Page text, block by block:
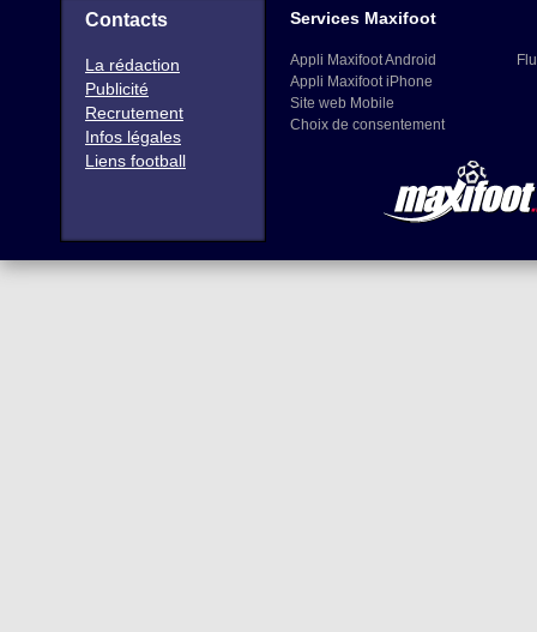
Contacts
La rédaction
Publicité
Recrutement
Infos légales
Liens football
Services Maxifoot
Appli Maxifoot Android
Appli Maxifoot iPhone
Site web Mobile
Choix de consentement